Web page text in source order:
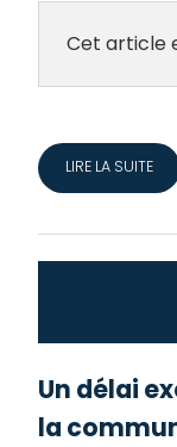
Cet article
LIRE LA SUITE
Un délai
la